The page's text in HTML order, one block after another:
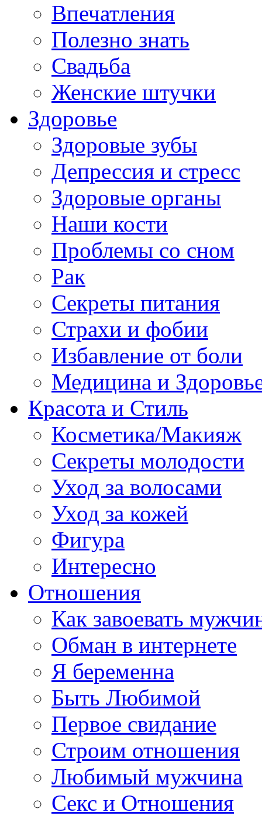
Впечатления
Полезно знать
Свадьба
Женские штучки
Здоровье
Здоровые зубы
Депрессия и стресс
Здоровые органы
Наши кости
Проблемы со сном
Рак
Секреты питания
Страхи и фобии
Избавление от боли
Медицина и
Красота и Стиль
Косметика/Макияж
Секреты молодости
Уход за волосами
Уход за кожей
Фигура
Интересно
Отношения
Как завоевать
Обман в интернете
Я беременна
Быть Любимой
Первое свидание
Строим отношения
Любимый мужчина
Секс и Отношения